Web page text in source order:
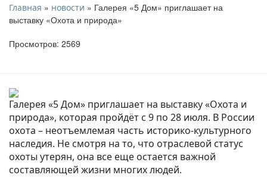
Главная » новости » Галерея «5 Дом» приглашает на
выставку «Охота и природа»
Просмотров: 2569
Галерея «5 Дом» приглашает на выставку «Охота и
природа», которая пройдёт с 9 по 28 июля. В России
охота – неотъемлемая часть историко-культурного
наследия. Не смотря на то, что отраслевой статус
охоты утерян, она все еще остается важной
составляющей жизни многих людей.